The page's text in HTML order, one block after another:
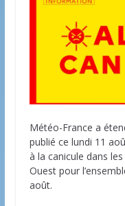
Météo-France a
publié ce lundi 11
à la canicule dans
Ouest pour
août.